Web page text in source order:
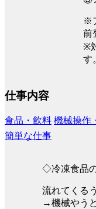
※
前
※
す
仕事内容
食品・飲料 機械操作
簡単な仕事
◇冷凍食品
流れてくる
→機械やう